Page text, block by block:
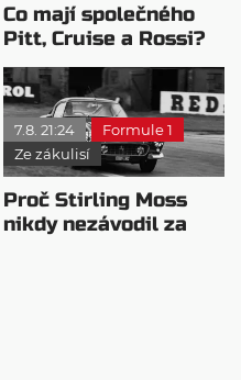
Co mají společného
Pitt, Cruise a Rossi?
Všichni řídili
monopost F1
7.8. 21:24
Formule 1
Ze zákulisí
Proč Stirling Moss
nikdy nezávodil za